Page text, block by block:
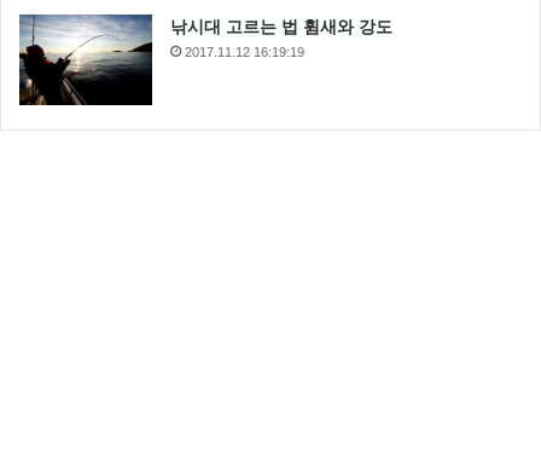
낚시대 고르는 법 휨새와 강도
2017.11.12 16:19:19